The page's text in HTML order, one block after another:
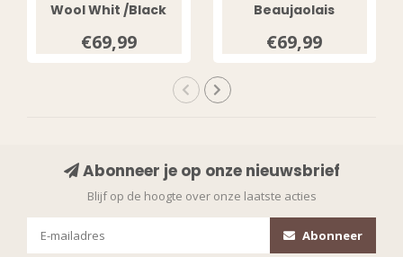
Wool Whit /Black
€69,99
Beaujaolais
€69,99
Abonneer je op onze nieuwsbrief
Blijf op de hoogte over onze laatste acties
Abonneer